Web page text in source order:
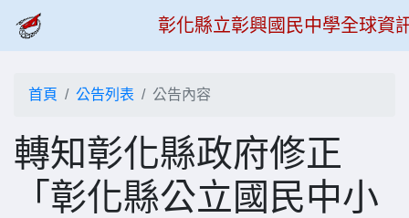
彰化縣立彰興國民中學全球資
首頁 公告列表 公告內容
轉知彰化縣政府修正
「彰化縣公立國民中小